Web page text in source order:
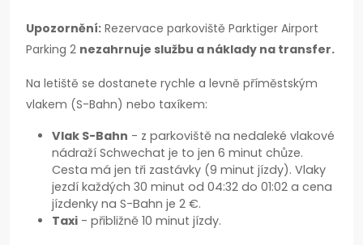
Upozornění: Rezervace parkoviště Parktiger Airport
Parking 2 nezahrnuje službu a náklady na transfer.
Na letiště se dostanete rychle a levně příměstským
vlakem (S-Bahn) nebo taxíkem:
Vlak S-Bahn - z parkoviště na nedaleké vlakové
nádraží Schwechat je to jen 6 minut chůze.
Cesta má jen tři zastávky (9 minut jízdy). Vlaky
jezdí každých 30 minut od 04:32 do 01:02 a cena
jízdenky na S-Bahn je 2 €.
Taxi - přibližně 10 minut jízdy.